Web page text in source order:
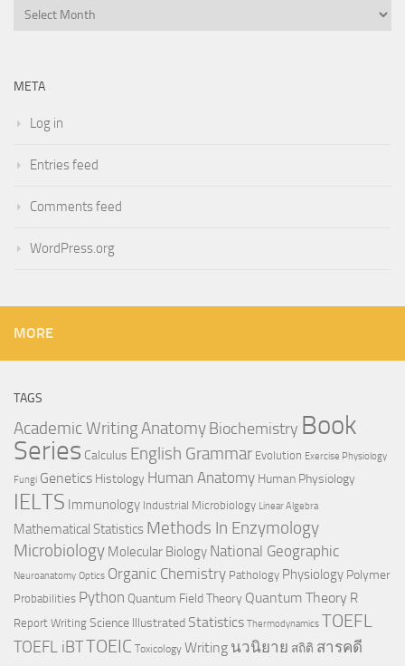
Archives
META
Log in
Entries feed
Comments feed
WordPress.org
MORE
TAGS
Academic WritingAnatomyBiochemistry Book
Series Calculus English Grammar Evolution Exercise Physiology
Fungi Genetics Histology Human Anatomy Human Physiology
IELTS Immunology Industrial Microbiology Linear Algebra
Mathematical Statistics Methods In Enzymology
Microbiology Molecular Biology National Geographic
Neuroanatomy Optics Organic Chemistry Pathology Physiology Polymer
Probabilities Python Quantum Field Theory Quantum Theory R
Report Writing Science Illustrated Statistics Thermodynamics TOEFL
TOEFL iBTTOEIC Toxicology Writing นวนิยาย สถิติ สารคดี